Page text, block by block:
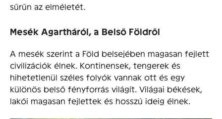
sűrűn az elméletét.
Mesék Agartháról, a Belső Földről
A mesék szerint a Föld belsejében magasan fejlett
civilizációk élnek. Kontinensek, tengerek és
hihetetlenül széles folyók vannak ott és egy
különös belső fényforrás világít. Világai békések,
lakói magasan fejlettek és hosszú ideig élnek.